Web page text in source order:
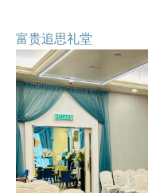
富贵追思礼堂